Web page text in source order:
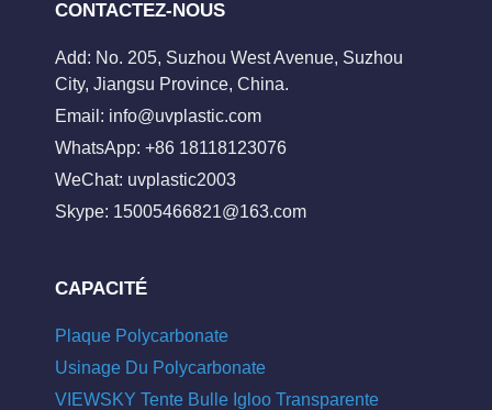
CONTACTEZ-NOUS
Add: No. 205, Suzhou West Avenue, Suzhou
City, Jiangsu Province, China.
Email: info@uvplastic.com
WhatsApp: +86 18118123076
WeChat: uvplastic2003
Skype: 15005466821@163.com
CAPACITÉ
Plaque Polycarbonate
Usinage Du Polycarbonate
VIEWSKY Tente Bulle Igloo Transparente